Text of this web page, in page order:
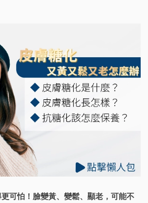
可怕！臉變黃、變鬆、顯老，可能不